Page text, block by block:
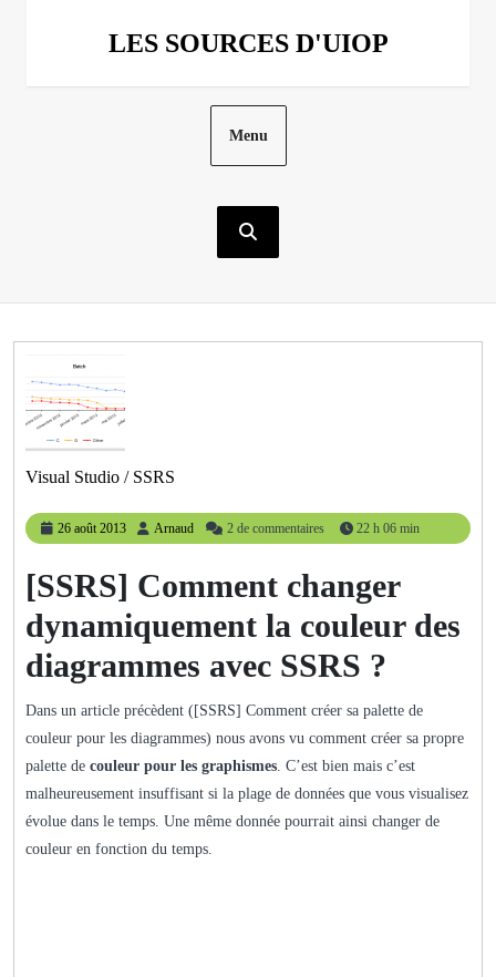
LES SOURCES D'UIOP
Menu
Visual Studio / SSRS
26 août 2013
26
août
Arnaud Arnaud2 de commentaires 22 h 06 min
[SSRS] Comment changer
dynamiquement la couleur des
diagrammes avec SSRS ?
Dans un article précèdent ([SSRS] Comment créer sa palette de
couleur pour les diagrammes) nous avons vu comment créer sa propre
palette de couleur pour les graphismes. C’est bien mais c’est
malheureusement insuffisant si la plage de données que vous visualisez
évolue dans le temps. Une même donnée pourrait ainsi changer de
couleur en fonction du temps.